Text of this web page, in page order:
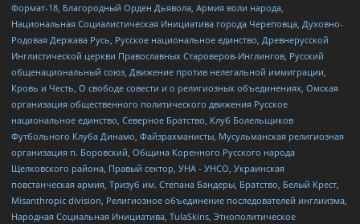
Формат-18, Благородный Орден Дьявола, Армия воли народа,
Национальная Социалистическая Инициатива города Череповца, Духовно-
Родовая Держава Русь, Русское национальное единство, Древнерусской
Инглистической церкви Православных Староверов-Инглингов, Русский
общенациональный союз, Движение против нелегальной иммиграции,
Кровь и Честь, О свободе совести и о религиозных объединениях, Омская
организация общественного политического движения Русское
национальное единство, Северное Братство, Клуб Болельщиков
Футбольного Клуба Динамо, Файзрахманисты, Мусульманская религиозная
организация п. Боровский, Община Коренного Русского народа
Щелковского района, Правый сектор, УНА - УНСО, Украинская
повстанческая армия, Тризуб им. Степана Бандеры, Братство, Белый Крест,
Misanthropic division, Религиозное объединение последователей инглиизма,
Народная Социальная Инициатива, TulaSkins, Этнополитическое